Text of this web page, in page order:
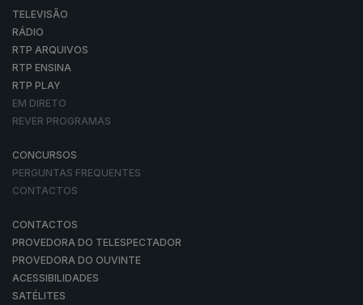
TELEVISÃO
RÁDIO
RTP ARQUIVOS
RTP ENSINA
RTP PLAY
EM DIRETO
REVER PROGRAMAS
CONCURSOS
PERGUNTAS FREQUENTES
CONTACTOS
CONTACTOS
PROVEDORA DO TELESPECTADOR
PROVEDORA DO OUVINTE
ACESSIBILIDADES
SATÉLITES